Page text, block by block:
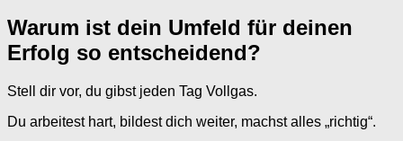
Warum ist dein Umfeld für deinen
Erfolg so entscheidend?
Stell dir vor, du gibst jeden Tag Vollgas.
Du arbeitest hart, bildest dich weiter, machst alles „richtig“.